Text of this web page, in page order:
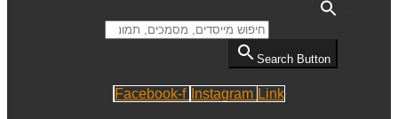
Search Button
Facebook-f Instagram Link